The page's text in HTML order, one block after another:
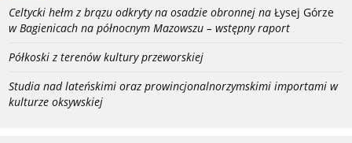
Celtycki hełm z brązu odkryty na osadzie obronnej na Łysej Górze
w Bagienicach na północnym Mazowszu – wstępny raport
Półkoski z terenów kultury przeworskiej
Studia nad lateńskimi oraz prowincjonalnorzymskimi importami w
kulturze oksywskiej